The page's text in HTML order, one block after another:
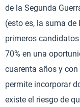
de la Segunda
(esto es, la suma
primeros
70% en una
cuarenta años y
permite incorporar
existe el riesgo de